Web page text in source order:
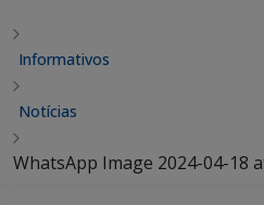
Informativos
Notícias
WhatsApp Image 2024-04-18